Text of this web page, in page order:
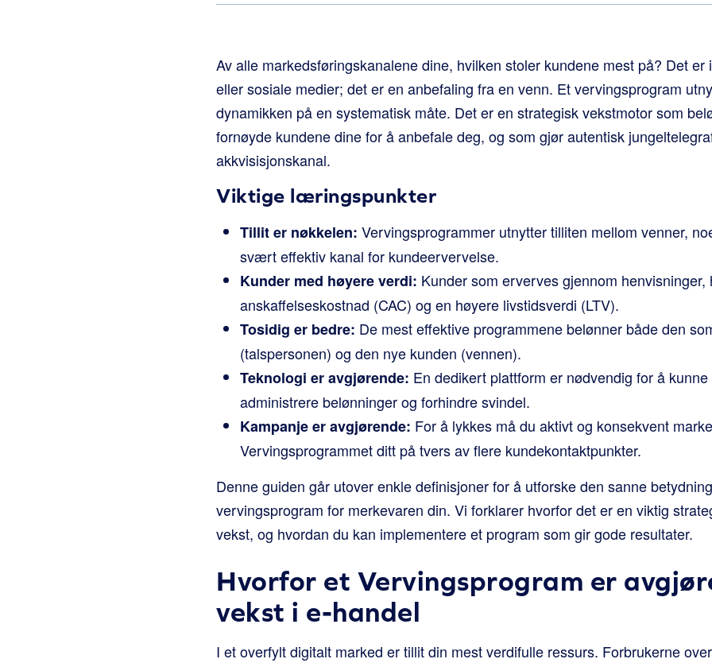
Av alle markedsføringskanalene dine, hvilken stoler kundene mest på? Det er
eller sosiale medier; det er en anbefaling fra en venn. Et vervingsprogram
dynamikken på en systematisk måte. Det er en strategisk vekstmotor som
fornøyde kundene dine for å anbefale deg, og som gjør autentisk
akkvisisjonskanal.
Viktige læringspunkter
Tillit er nøkkelen: Vervingsprogrammer utnytter tilliten mellom venner,
svært effektiv kanal for kundeervervelse.
Kunder med høyere verdi: Kunder som erverves gjennom
anskaffelseskostnad (CAC) og en høyere livstidsverdi (LTV).
Tosidig er bedre: De mest effektive programmene belønner både den
(talspersonen) og den nye kunden (vennen).
Teknologi er avgjørende: En dedikert plattform er nødvendig for å
administrere belønninger og forhindre svindel.
Kampanje er avgjørende: For å lykkes må du aktivt og konsekvent
Vervingsprogrammet ditt på tvers av flere kundekontaktpunkter.
Denne guiden går utover enkle definisjoner for å utforske den sanne
vervingsprogram for merkevaren din. Vi forklarer hvorfor det er en viktig
vekst, og hvordan du kan implementere et program som gir gode resultater.
Hvorfor et Vervingsprogram er
vekst i e-handel
I et overfylt digitalt marked er tillit din mest verdifulle ressurs. Forbrukerne